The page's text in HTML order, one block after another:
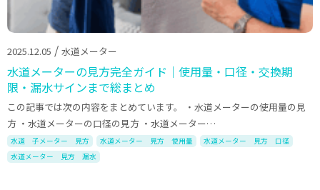
2025.12.05 / 水道メーター
水道メーターの見方完全ガイド｜使用量・口径・交換期
限・漏水サインまで総まとめ
この記事では次の内容をまとめています。 ・水道メーターの使用量の見
方 ・水道メーターの口径の見方 ・水道メーター…
水道 子メーター 見方 水道メーター 見方 使用量
水道メーター 見方 口径
水道メーター 見方 漏水